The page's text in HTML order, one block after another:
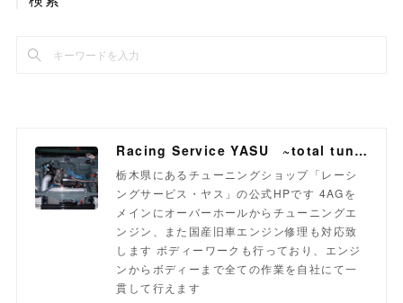
Racing Service YASU ~total tuning proshop~
栃木県にあるチューニングショップ「レーシ
ングサービス・ヤス」の公式HPです 4AGを
メインにオーバーホールからチューニングエ
ンジン、また国産旧車エンジン修理も対応致
します ボディーワークも行っており、エンジ
ンからボディーまで全ての作業を自社にて一
貫して行えます